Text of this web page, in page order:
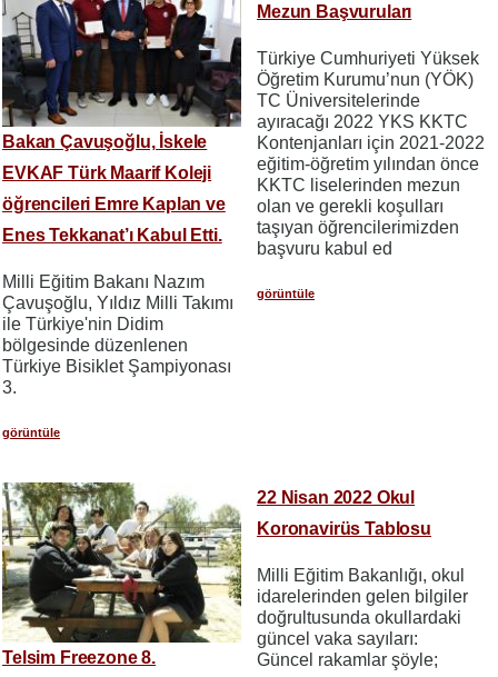
Bakan Çavuşoğlu, İskele
EVKAF Türk Maarif Koleji
öğrencileri Emre Kaplan ve
Enes Tekkanat’ı Kabul Etti.
Milli Eğitim Bakanı Nazım
Çavuşoğlu, Yıldız Milli Takımı
ile Türkiye'nin Didim
bölgesinde düzenlenen
Türkiye Bisiklet Şampiyonası
3.
görüntüle
Mezun Başvuruları
Türkiye Cumhuriyeti Yüksek
Öğretim Kurumu’nun (YÖK)
TC Üniversitelerinde
ayıracağı 2022 YKS KKTC
Kontenjanları için 2021-2022
eğitim-öğretim yılından önce
KKTC liselerinden mezun
olan ve gerekli koşulları
taşıyan öğrencilerimizden
başvuru kabul ed
görüntüle
Telsim Freezone 8.
22 Nisan 2022 Okul
Koronavirüs Tablosu
Milli Eğitim Bakanlığı, okul
idarelerinden gelen bilgiler
doğrultusunda okullardaki
güncel vaka sayıları:
Güncel rakamlar şöyle;